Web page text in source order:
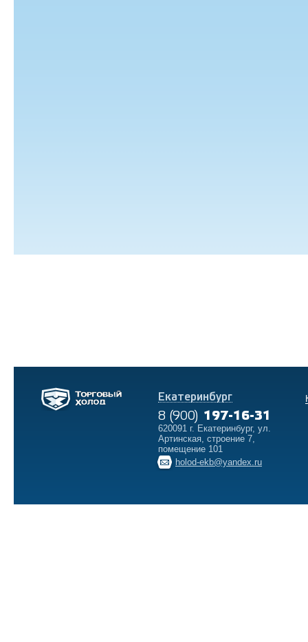
Екатеринбург
8 (900) 197-16-31
620091 г. Екатеринбург, ул.
Артинская, строение 7,
помещение 101
holod-ekb@yandex.ru